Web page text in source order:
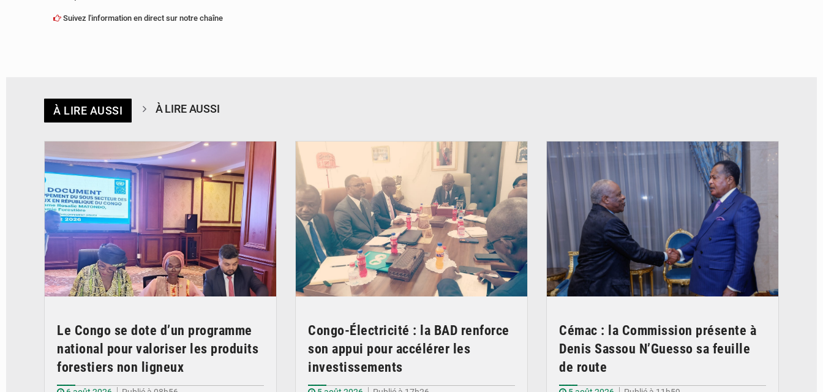
Suivez l'information en direct sur notre chaîne
À LIRE AUSSI À LIRE AUSSI
Le Congo se dote d’un programme
national pour valoriser les produits
forestiers non ligneux
Congo-Électricité : la BAD renforce
son appui pour accélérer les
investissements
Cémac : la Commission présente à
Denis Sassou N’Guesso sa feuille
de route